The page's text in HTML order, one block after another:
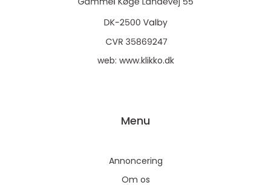
web: www.klikko.dk
Menu
Annoncering
Om os